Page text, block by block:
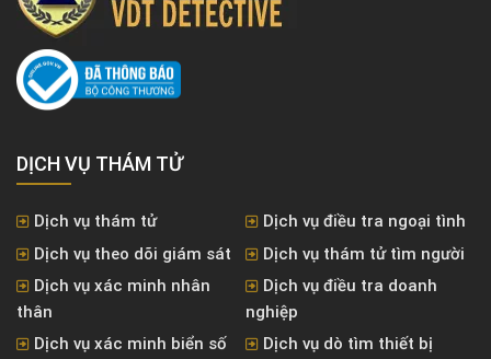
DỊCH VỤ THÁM TỬ
Dịch vụ thám tử
Dịch vụ điều tra ngoại tình
Dịch vụ theo dõi giám sát
Dịch vụ thám tử tìm người
Dịch vụ xác minh nhân
thân
Dịch vụ điều tra doanh
nghiệp
Dịch vụ xác minh biển số
Dịch vụ dò tìm thiết bị